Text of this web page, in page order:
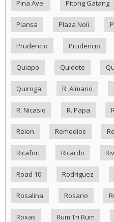
Pina Ave. Pitong Gatang
Plansa Plaza Noli
Prudencio Prudencio
Quiapo Quidote
Quiroga R. Almario
R. Nicasio R. Papa
Relen Remedios
Ricafort Ricardo
Road 10 Rodriguez
Rosalina Rosario
Roxas Rum Tri Rum